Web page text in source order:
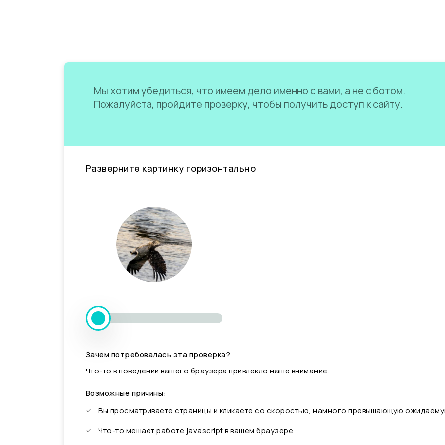
Мы хотим убедиться, что имеем дело именно с вами, а не с ботом.
Пожалуйста, пройдите проверку, чтобы получить доступ к сайту.
Разверните картинку горизонтально
Зачем потребовалась эта проверка?
Что-то в поведении вашего браузера привлекло наше внимание.
Возможные причины:
Вы просматриваете страницы и кликаете со скоростью, намного превышающую
Что-то мешает работе javascript в вашем браузере